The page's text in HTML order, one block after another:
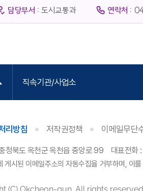
담당부서 : 도시교통과 연락처 :
직속기관/사업소
리방침 저작권정책 이메일무단
청북도 옥천군 옥천읍 중앙로 99 대표전화 :
게시된 이메일주소의 자동수집을 거부하며, 이